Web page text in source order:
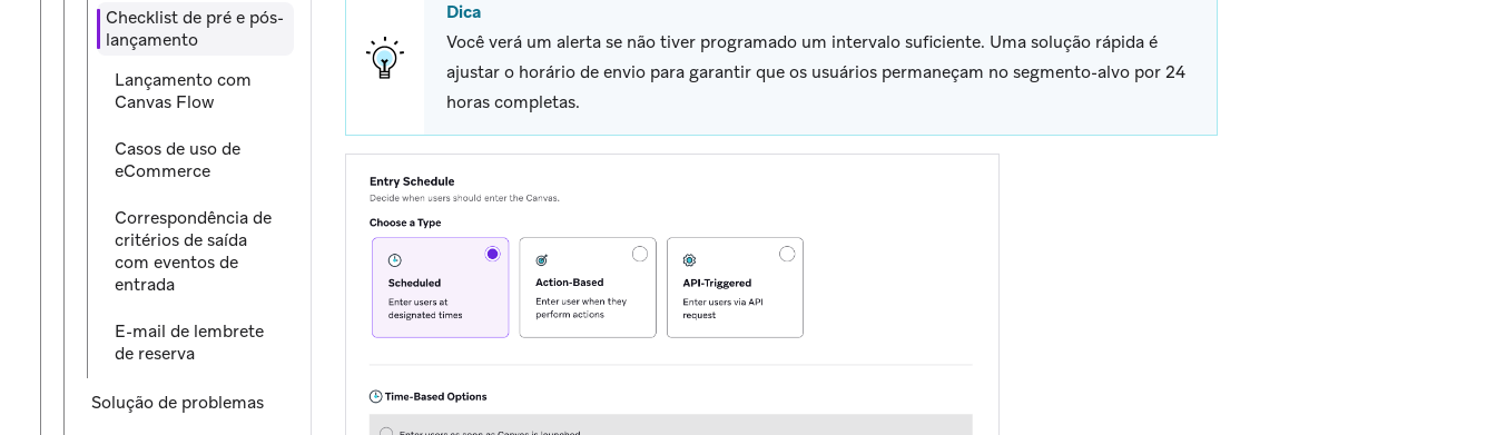
Checklist de pré e pós-
lançamento
Lançamento com
Canvas Flow
Casos de uso de
eCommerce
Correspondência de
critérios de saída
com eventos de
entrada
E-mail de lembrete
de reserva
Solução de problemas
Dica
Você verá um alerta se não tiver programado um intervalo suficiente. Uma solução rápida é
ajustar o horário de envio para garantir que os usuários permaneçam no segmento-alvo por 24
horas completas.